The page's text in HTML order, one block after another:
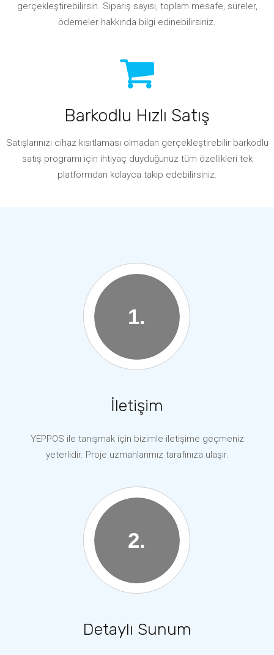
gerçekleştirebilirsin. Sipariş sayısı, toplam mesafe, süreler,
ödemeler hakkında bilgi edinebilirsiniz.
Barkodlu Hızlı Satış
Satışlarınızı cihaz kısıtlaması olmadan gerçekleştirebilir barkodlu
satış programı için ihtiyaç duyduğunuz tüm özellikleri tek
platformdan kolayca takip edebilirsiniz.
İletişim
YEPPOS ile tanışmak için bizimle iletişime geçmeniz
yeterlidir. Proje uzmanlarımız tarafınıza ulaşır.
Detaylı Sunum